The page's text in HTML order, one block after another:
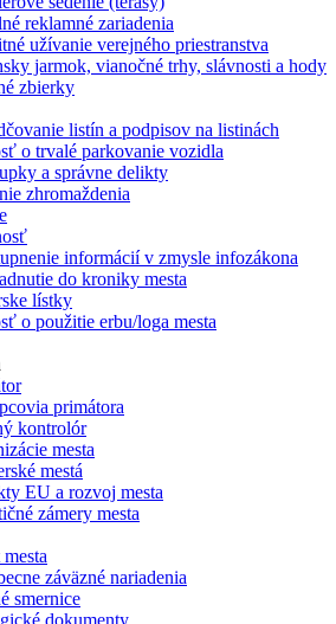
reklamné zariadenia
užívanie verejného priestranstva
jarmok, vianočné trhy, slávnosti a hody
zbierky
listín a podpisov na listinách
o trvalé parkovanie vozidla
a správne delikty
zhromaždenia
informácií v zmysle infozákona
do kroniky mesta
lístky
o použitie erbu/loga mesta
primátora
kontrolór
mesta
mestá
EU a rozvoj mesta
zámery mesta
mesta
záväzné nariadenia
smernice